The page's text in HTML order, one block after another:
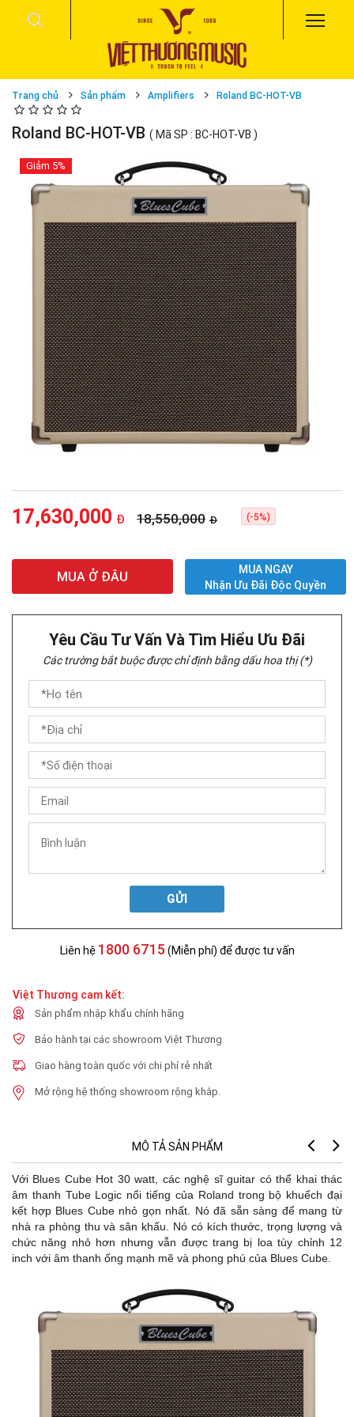
Trang chủ Sản phẩm Amplifiers Roland BC-HOT-VB
Roland BC-HOT-VB ( Mã SP : BC-HOT-VB )
Giảm 5%
17,630,000 Đ 18,550,000 Đ (-5%)
MUA Ở ĐÂU
MUA NGAY
Nhận Ưu Đãi Độc Quyền
Yêu Cầu Tư Vấn Và Tìm Hiểu Ưu Đãi
Các trường bắt buộc được chỉ định bằng dấu hoa thị (*)
GỬI
Liên hệ 1800 6715 (Miễn phí) để được tư vấn
Việt Thương cam kết:
Sản phẩm nhập khẩu chính hãng
Bảo hành tại các showroom Việt Thương
Giao hàng toàn quốc với chi phí rẻ nhất
Mở rộng hệ thống showroom rộng khắp.
MÔ TẢ SẢN PHẨM
Với Blues Cube Hot 30 watt, các nghệ sĩ guitar có thể khai thác
âm thanh Tube Logic nổi tiếng của Roland trong bộ khuếch đại
kết hợp Blues Cube nhỏ gọn nhất. Nó đã sẵn sàng để mang từ
nhà ra phòng thu và sân khấu. Nó có kích thước, trọng lượng và
chức năng nhỏ hơn nhưng vẫn được trang bị loa tùy chỉnh 12
inch với âm thanh ống mạnh mẽ và phong phú của Blues Cube.